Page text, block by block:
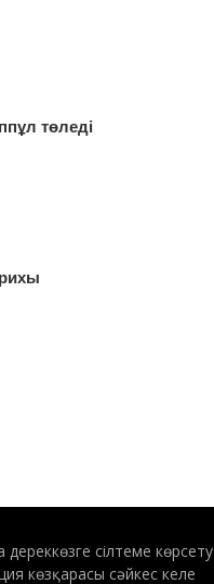
төледі
сілтеме көрсету
көзқарасы сәйкес келе